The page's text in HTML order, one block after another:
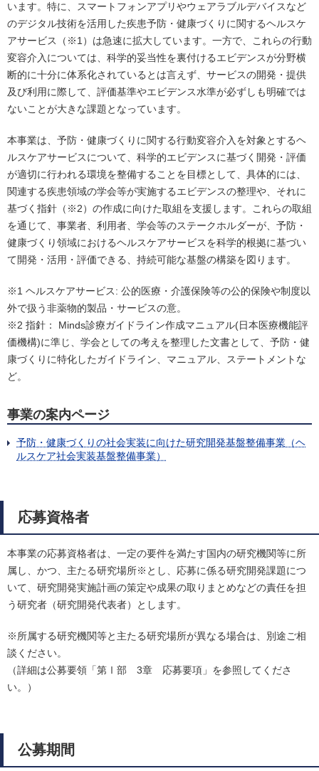
います。特に、スマートフォンアプリやウェアラブルデバイスなど
のデジタル技術を活用した疾患予防・健康づくりに関するヘルスケ
アサービス（※1）は急速に拡大しています。一方で、これらの行動
変容介入については、科学的妥当性を裏付けるエビデンスが分野横
断的に十分に体系化されているとは言えず、サービスの開発・提供
及び利用に際して、評価基準やエビデンス水準が必ずしも明確では
ないことが大きな課題となっています。
本事業は、予防・健康づくりに関する行動変容介入を対象とするヘ
ルスケアサービスについて、科学的エビデンスに基づく開発・評価
が適切に行われる環境を整備することを目標として、具体的には、
関連する疾患領域の学会等が実施するエビデンスの整理や、それに
基づく指針（※2）の作成に向けた取組を支援します。これらの取組
を通じて、事業者、利用者、学会等のステークホルダーが、予防・
健康づくり領域におけるヘルスケアサービスを科学的根拠に基づい
て開発・活用・評価できる、持続可能な基盤の構築を図ります。
※1 ヘルスケアサービス: 公的医療・介護保険等の公的保険や制度以
外で扱う非薬物的製品・サービスの意。
※2 指針： Minds診療ガイドライン作成マニュアル(日本医療機能評
価機構)に準じ、学会としての考えを整理した文書として、予防・健
康づくりに特化したガイドライン、マニュアル、ステートメントな
ど。
事業の案内ページ
予防・健康づくりの社会実装に向けた研究開発基盤整備事業（ヘ
ルスケア社会実装基盤整備事業）
応募資格者
本事業の応募資格者は、一定の要件を満たす国内の研究機関等に所
属し、かつ、主たる研究場所※とし、応募に係る研究開発課題につ
いて、研究開発実施計画の策定や成果の取りまとめなどの責任を担
う研究者（研究開発代表者）とします。
※所属する研究機関等と主たる研究場所が異なる場合は、別途ご相
談ください。
（詳細は公募要領「第Ⅰ部 3章 応募要項」を参照してくださ
い。）
公募期間